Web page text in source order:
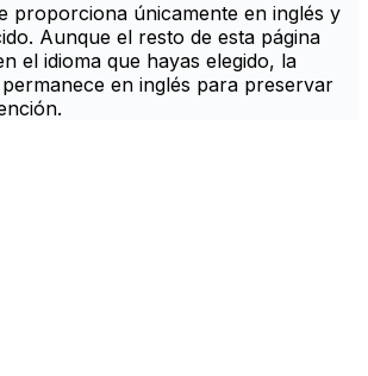
proporciona únicamente en inglés y
Aunque el resto de esta página
el idioma que hayas elegido, la
en inglés para preservar